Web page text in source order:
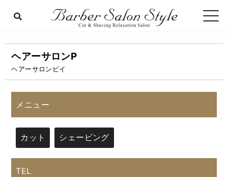
ヘアーサロンP
ヘアーサロンピイ
メニュー
カット シェービング
TEL